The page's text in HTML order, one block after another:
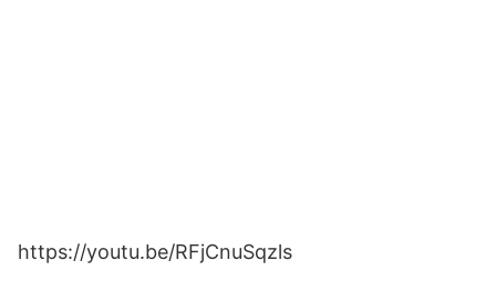
https://youtu.be/RFjCnuSqzls